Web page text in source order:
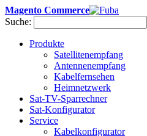
Magento Commerce
Suche:
Produkte
Satellitenempfang
Antennenempfang
Kabelfernsehen
Heimnetzwerk
Sat-TV-Sparrechner
Sat-Konfigurator
Service
Kabelkonfigurator